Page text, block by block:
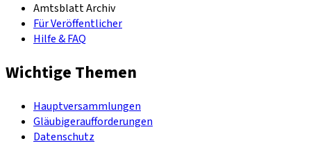
Amtsblatt Archiv
Für Veröffentlicher
Hilfe & FAQ
Wichtige Themen
Hauptversammlungen
Gläubigeraufforderungen
Datenschutz